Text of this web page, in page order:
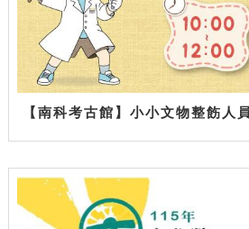
【南科考古館】小小文物整飭人